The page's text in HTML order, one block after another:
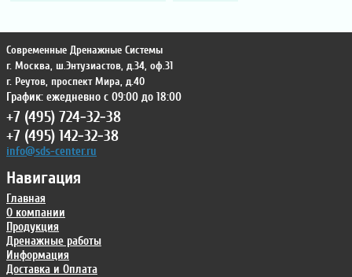
Навигация
Главная
О компании
Продукция
Дренажные работы
Информация
Доставка и Оплата
Современные Дренажные Системы
г. Москва, ш.Энтузиастов, д.34, оф.31
г. Реутов, проспект Мира, д.40
График: ежедневно с 09:00 до 18:00
+7 (495) 724-32-38
+7 (495) 142-32-38
info@sds-center.ru